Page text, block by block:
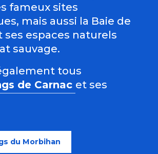
fameux sites
mais aussi la Baie de
ses espaces naturels
sauvage.
tous
de Carnac et ses
du Morbihan